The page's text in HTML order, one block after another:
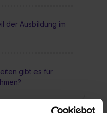
der Ausbildung im
gibt es für